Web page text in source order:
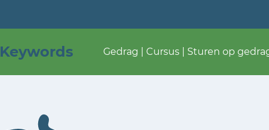
Keywords Gedrag | Cursus | Sturen op